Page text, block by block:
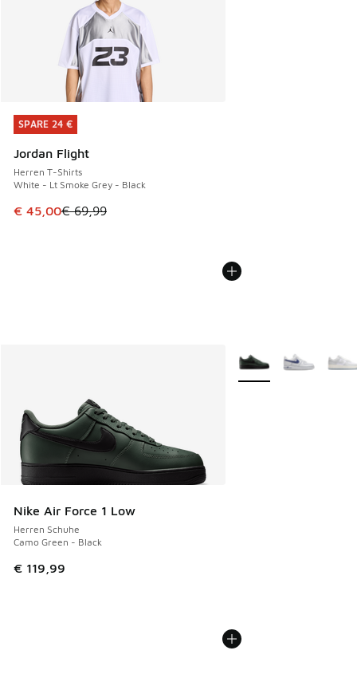
SPARE 24 €
Jordan Flight
Herren T-Shirts
White - Lt Smoke Grey - Black
Dieser Artikel ist im Sale. Der Preis ist von € 69,99 auf €
€ 45,00€ 69,99
SPARE 24 €
Nike Air Force 1 Low
Herren Schuhe
Camo Green - Black
€ 119,99
Weitere Farben